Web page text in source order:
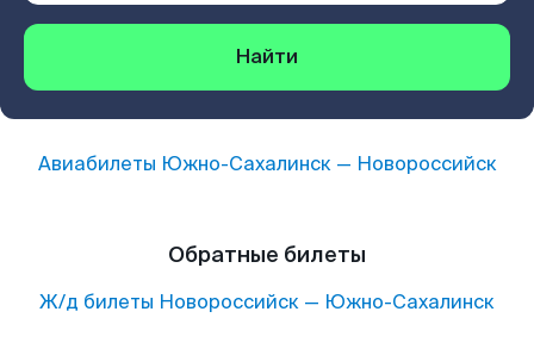
Найти
Авиабилеты Южно-Сахалинск— Новороссийск
Обратные билеты
Ж/д билеты Новороссийск — Южно-Сахалинск